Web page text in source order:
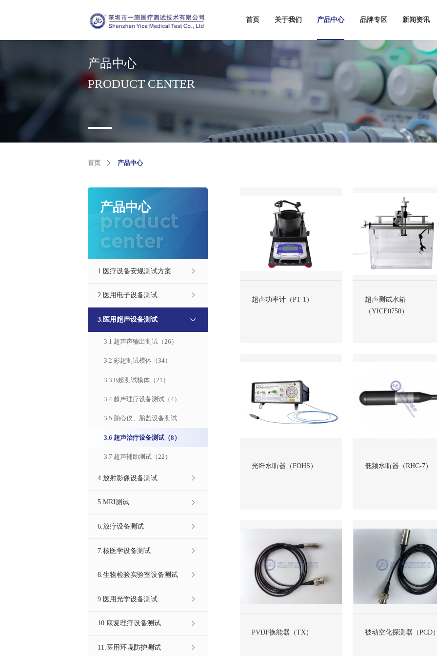
首页 关于我们 产品中心 品牌专区 新闻资讯
产品中心
PRODUCT CENTER
首页 产品中心
产品中心
product
center
1.医疗设备安规测试方案
2.医用电子设备测试
3.医用超声设备测试
3.1 超声声输出测试（26）
3.2 彩超测试模体（34）
3.3 B超测试模体（21）
3.4 超声理疗设备测试（4）
3.5 胎心仪、胎监设备测试
（6）
3.6 超声治疗设备测试（8）
3.7 超声辅助测试（22）
4.放射影像设备测试
5.MRI测试
6.放疗设备测试
7.核医学设备测试
8.生物检验实验室设备测试
9.医用光学设备测试
10.康复理疗设备测试
11.医用环境防护测试
超声功率计（PT-1）
超声测试水箱
（YICE0750）
光纤水听器（FOHS） 低频水听器（RHC-7）
PVDF换能器（TX） 被动空化探测器（PCD